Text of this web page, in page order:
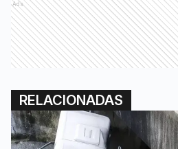
Ads
RELACIONADAS